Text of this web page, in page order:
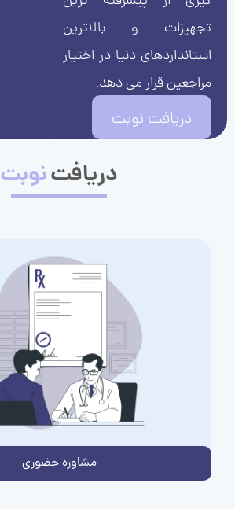
تجهیزات و بالاترین
استانداردهای دنیا در اختیار
مراجعین قرار می دهد.
دریافت نوبت
دریافتنوبت
مشاوره حضوری